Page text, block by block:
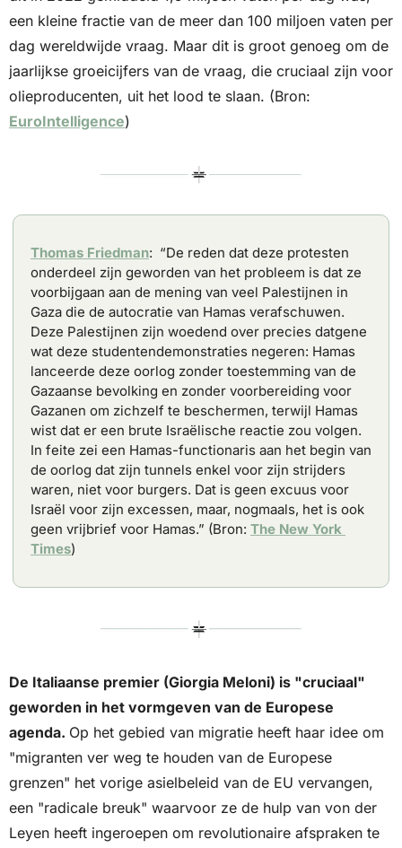
een kleine fractie van de meer dan 100 miljoen vaten per
dag wereldwijde vraag. Maar dit is groot genoeg om de
jaarlijkse groeicijfers van de vraag, die cruciaal zijn voor
EuroIntelligence)
Thomas Friedman:  “De reden dat deze protesten
onderdeel zijn geworden van het probleem is dat ze
voorbijgaan aan de mening van veel Palestijnen in
Gaza die de autocratie van Hamas verafschuwen.
Deze Palestijnen zijn woedend over precies datgene
wat deze studentendemonstraties negeren: Hamas
lanceerde deze oorlog zonder toestemming van de
Gazaanse bevolking en zonder voorbereiding voor
Gazanen om zichzelf te beschermen, terwijl Hamas
wist dat er een brute Israëlische reactie zou volgen.
In feite zei een Hamas-functionaris aan het begin van
de oorlog dat zijn tunnels enkel voor zijn strijders
waren, niet voor burgers. Dat is geen excuus voor
Israël voor zijn excessen, maar, nogmaals, het is ook
geen vrijbrief voor Hamas.” (Bron: The New York
Times)
De Italiaanse premier (Giorgia Meloni) is "cruciaal"
geworden in het vormgeven van de Europese
agenda. Op het gebied van migratie heeft haar idee om
"migranten ver weg te houden van de Europese
grenzen" het vorige asielbeleid van de EU vervangen,
een "radicale breuk" waarvoor ze de hulp van von der
Leyen heeft ingeroepen om revolutionaire afspraken te